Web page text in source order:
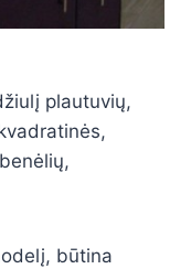
plautuvių,
būtina